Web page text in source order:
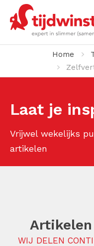
Home
Laat je
Vrijwel wekelijks
artikelen
WIJ DELEN